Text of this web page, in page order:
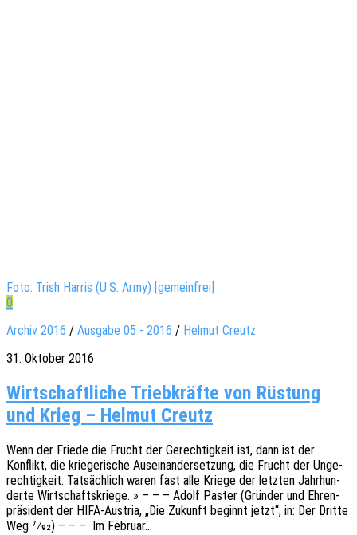
Foto: Trish Harris (U.S. Army) [gemeinfrei]
0
Archiv 2016 / Ausgabe 05 - 2016 / Helmut Creutz
31. Oktober 2016
Wirt­schaft­li­che Trieb­kräf­te von Rüs­tung
und Krieg – Hel­mut Creutz
Wenn der Friede die Frucht der Gerech­tig­keit ist, dann ist der
Konflikt, die krie­ge­ri­sche Ausein­an­der­set­zung, die Frucht der Unge­
rech­tig­keit. Tatsäch­lich waren fast alle Kriege der letz­ten Jahr­hun­
der­te Wirt­schafts­krie­ge. » – – – Adolf Paster (Grün­der und Ehren­
prä­si­dent der HIFA-Austria, „Die Zukunft beginnt jetzt“, in: Der Dritte
Weg 7⁄92) – – – Im Februar…